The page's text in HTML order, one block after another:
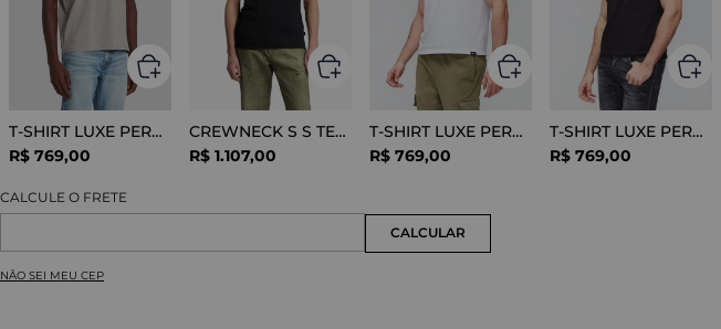
T-SHIRT LUXE PERFOR GREY MELANGE
R$ 769,00
CREWNECK S S TEE COTTON BLACK
R$ 1.107,00
T-SHIRT LUXE PERFORMANCE WHITE
R$ 769,00
T-SHIRT LUXE PERFORMANCE BLACK
R$ 769,00
NÃO SEI MEU CEP